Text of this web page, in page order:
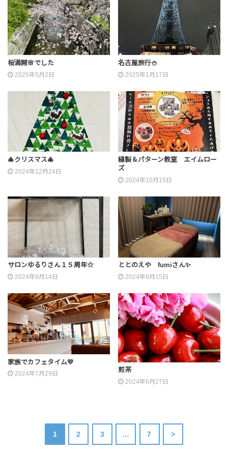
桜満開🌸でした
2025年5月2日
名古屋旅行⛄
2025年1月17日
🎄クリスマス🎄
2024年12月24日
縫製＆パターン教室 エイムロー
ズ
2024年10月15日
サロンゆるりさん１５周年☆
2024年9月14日
ととのえや fumiさん✨
2024年8月15日
家族でカフェタイム💛
2024年7月29日
煎茶
2024年6月27日
1 2 3 … 7 >